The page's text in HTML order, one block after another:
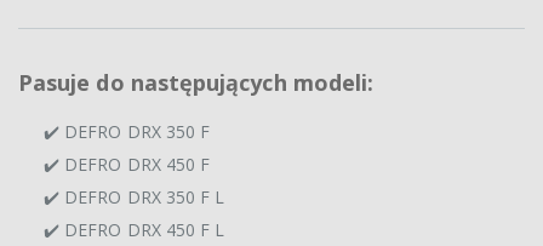
Pasuje do następujących modeli:
✔️ DEFRO DRX 350 F
✔️ DEFRO DRX 450 F
✔️ DEFRO DRX 350 F L
✔️ DEFRO DRX 450 F L